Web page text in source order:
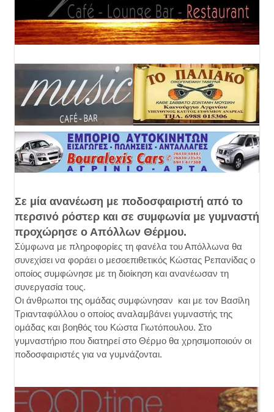
Σε μία ανανέωση με ποδοσφαιριστή από το
περσινό ρόστερ και σε συμφωνία με γυμναστή
προχώρησε ο Απόλλων Θέρμου.
Σύμφωνα με πληροφορίες τη φανέλα του Απόλλωνα θα
συνεχίσει να φοράει ο μεσοεπιθετικός Κώστας Ρεπανίδας ο
οποίος συμφώνησε με τη διοίκηση και ανανέωσαν τη
συνεργασία τους.
Οι άνθρωποι της ομάδας συμφώνησαν και με τον Βασίλη
Τριανταφύλλου ο οποίος αναλαμβάνει γυμναστής της
ομάδας και βοηθός του Κώστα Γιωτόπουλου. Στο
γυμναστήριο που διατηρεί στο Θέρμο θα χρησιμοποιούν οι
ποδοσφαιριστές για να γυμνάζονται.